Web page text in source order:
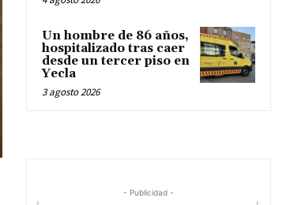
Un hombre de 86 años,
hospitalizado tras caer
desde un tercer piso en
Yecla
3 agosto 2026
- Publicidad -